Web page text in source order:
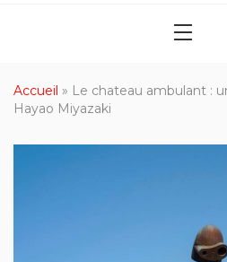
Accueil » Le chateau ambulant :
Hayao Miyazaki